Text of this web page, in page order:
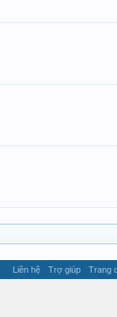
Liên hệ Trợ giúp Trang